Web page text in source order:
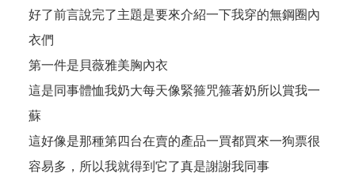
好了前言說完了主題是要來介紹一下我穿的無鋼圈內
衣們
第一件是 貝薇雅美胸內衣
這是同事體恤我奶大每天像緊箍咒箍著奶所以賞我一
蘇
這好像是那種第四台在賣的產品一買都買來一狗票很
容易多，所以我就得到它了真是謝謝我同事